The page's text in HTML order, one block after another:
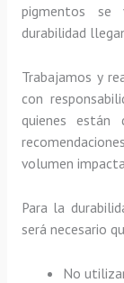
pigmentos se
durabilidad
Trabajamos y
con
quienes están
volumen
Para la
será necesario
No